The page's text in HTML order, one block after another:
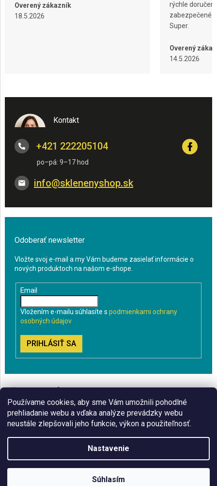
Používame cookies, aby sme Vám umožnili pohodlné
prehliadanie webu a vďaka analýze prevádzky webu
neustále zlepšovali jeho funkcie, výkon a použiteľnosť.
Nastavenie
Súhlasím
Overený zákazník
18.5.2026
rýchle
zabezpečené
Super.
Overený
14.5.2026
Kontakt
info@sklenenyshop.sk
+421 222205104
Odoberať newsletter
Vložte svoj e-mail a my Vám budeme zasielať informácie o
nových produktoch na našom e-shope.
Email
Vložením e-mailu súhlasíte s podmienkami ochrany
osobných údajov
PRIHLÁSIŤ SA
BLOG